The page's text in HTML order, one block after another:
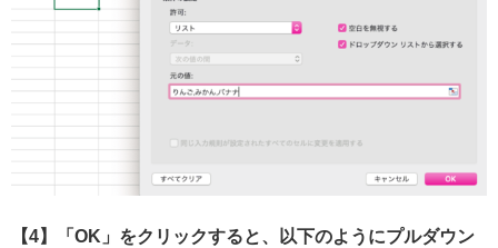
【4】「OK」をクリックすると、以下のようにプルダウン